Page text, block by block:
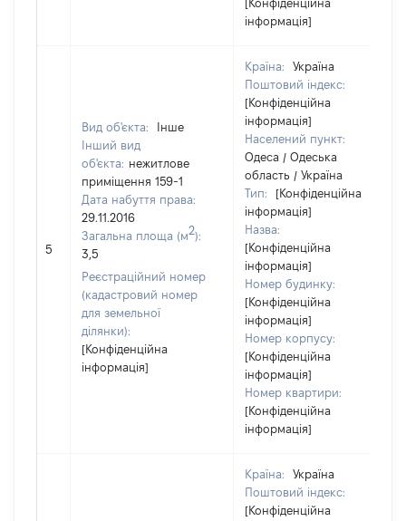
[Конфіденційна
інформація]
5
Вид об'єкта:
Інше
Інший вид
об'єкта: нежитлове
приміщення 159-1
Дата набуття права:
29.11.2016
Загальна площа (м2):
3,5
Реєстраційний номер
(кадастровий номер
для земельної
ділянки):
[Конфіденційна
інформація]
Країна:
Україна
Поштовий індекс:
[Конфіденційна
інформація]
Населений пункт:
Одеса / Одеська
область / Україна
Тип:
[Конфіденційна
інформація]
Назва:
[Конфіденційна
інформація]
Номер будинку:
[Конфіденційна
інформація]
Номер корпусу:
[Конфіденційна
інформація]
Номер квартири:
[Конфіденційна
інформація]
Країна:
Україна
Поштовий індекс:
[Конфіденційна